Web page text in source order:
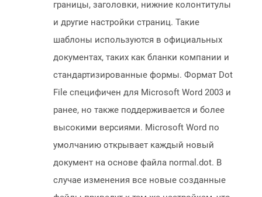
границы, заголовки, нижние колонтитулы
и другие настройки страниц. Такие
шаблоны используются в официальных
документах, таких как бланки компании и
стандартизированные формы. Формат Dot
File специфичен для Microsoft Word 2003 и
ранее, но также поддерживается и более
высокими версиями. Microsoft Word по
умолчанию открывает каждый новый
документ на основе файла normal.dot. В
случае изменения все новые созданные